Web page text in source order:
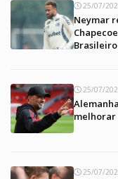
25/07/
Neymar
Brasileiro
25/07/
melhorar
25/07/